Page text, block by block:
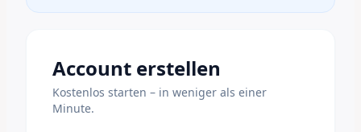
Account erstellen
Kostenlos starten – in weniger als einer
Minute.